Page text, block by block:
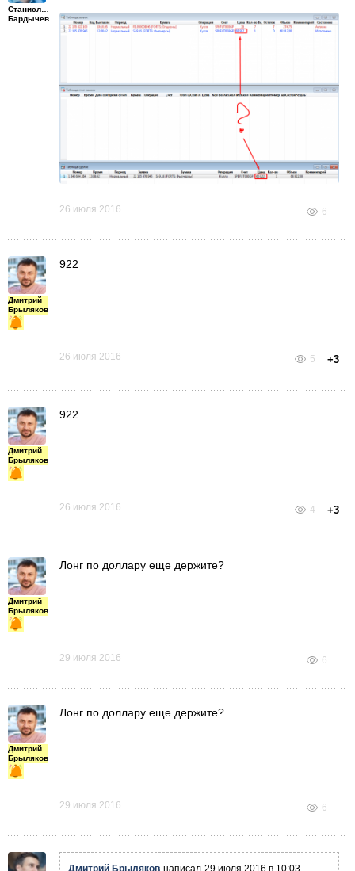
Станислав
Бардычев
26 июля 2016 6
Дмитрий
Брыляков
922
26 июля 2016 5 +3
Дмитрий
Брыляков
922
26 июля 2016 4 +3
Дмитрий
Брыляков
Лонг по доллару еще держите?
29 июля 2016 6
Дмитрий
Брыляков
Лонг по доллару еще держите?
29 июля 2016 6
Дмитрий Брыляков написал 29 июля 2016 в 10:03